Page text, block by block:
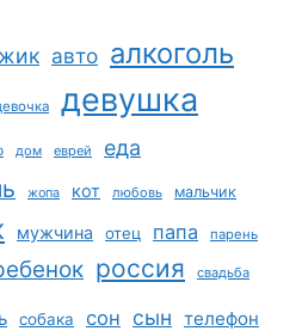
авто алкоголь
девушка
дом еврей еда
жопа кот любовь мальчик
мужчина отец папа парень
россия свадьба
собака сон сын телефон